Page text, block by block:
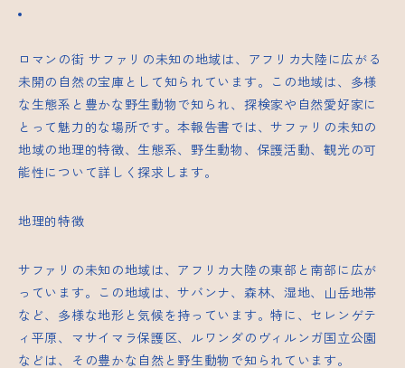
ロマンの街 サファリの未知の地域は、アフリカ大陸に広がる
未開の自然の宝庫として知られています。この地域は、多様
な生態系と豊かな野生動物で知られ、探検家や自然愛好家に
とって魅力的な場所です。本報告書では、サファリの未知の
地域の地理的特徴、生態系、野生動物、保護活動、観光の可
能性について詳しく探求します。
地理的特徴
サファリの未知の地域は、アフリカ大陸の東部と南部に広が
っています。この地域は、サバンナ、森林、湿地、山岳地帯
など、多様な地形と気候を持っています。特に、セレンゲテ
ィ平原、マサイマラ保護区、ルワンダのヴィルンガ国立公園
などは、その豊かな自然と野生動物で知られています。